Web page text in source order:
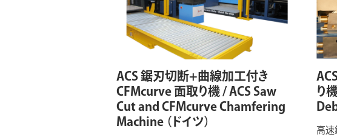
ACS 鋸刃切断+曲線加工付き
CFMcurve 面取り機 / ACS Saw
Cut and CFMcurve Chamfering
Machine （ドイツ）
り
高速